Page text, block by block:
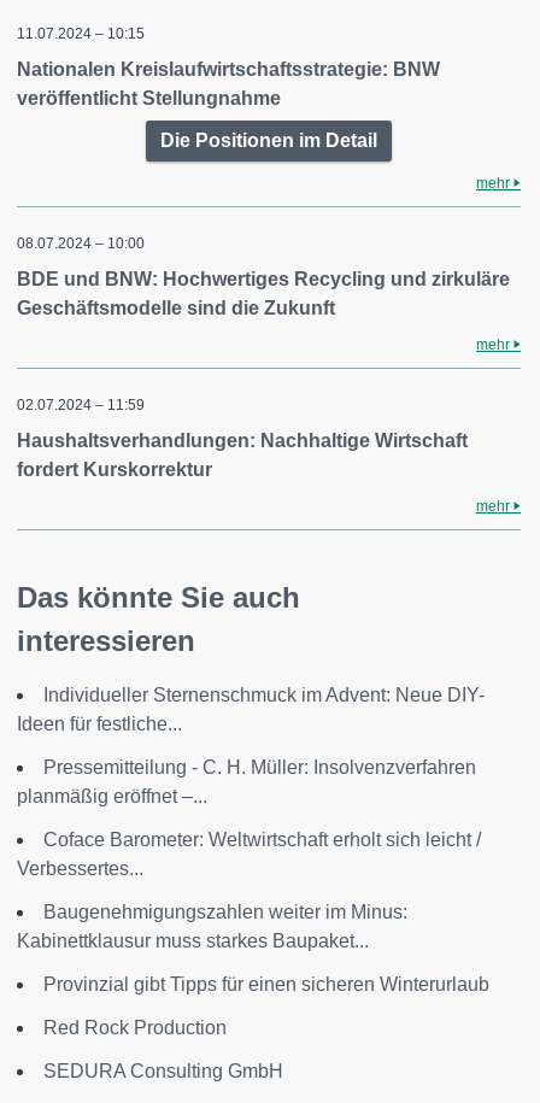
11.07.2024 – 10:15
Nationalen Kreislaufwirtschaftsstrategie: BNW
veröffentlicht Stellungnahme
Die Positionen im Detail
mehr
08.07.2024 – 10:00
BDE und BNW: Hochwertiges Recycling und zirkuläre
Geschäftsmodelle sind die Zukunft
mehr
02.07.2024 – 11:59
Haushaltsverhandlungen: Nachhaltige Wirtschaft
fordert Kurskorrektur
mehr
Das könnte Sie auch
interessieren
Individueller Sternenschmuck im Advent: Neue DIY-
Ideen für festliche...
Pressemitteilung - C. H. Müller: Insolvenzverfahren
planmäßig eröffnet –...
Coface Barometer: Weltwirtschaft erholt sich leicht /
Verbessertes...
Baugenehmigungszahlen weiter im Minus:
Kabinettklausur muss starkes Baupaket...
Provinzial gibt Tipps für einen sicheren Winterurlaub
Red Rock Production
SEDURA Consulting GmbH